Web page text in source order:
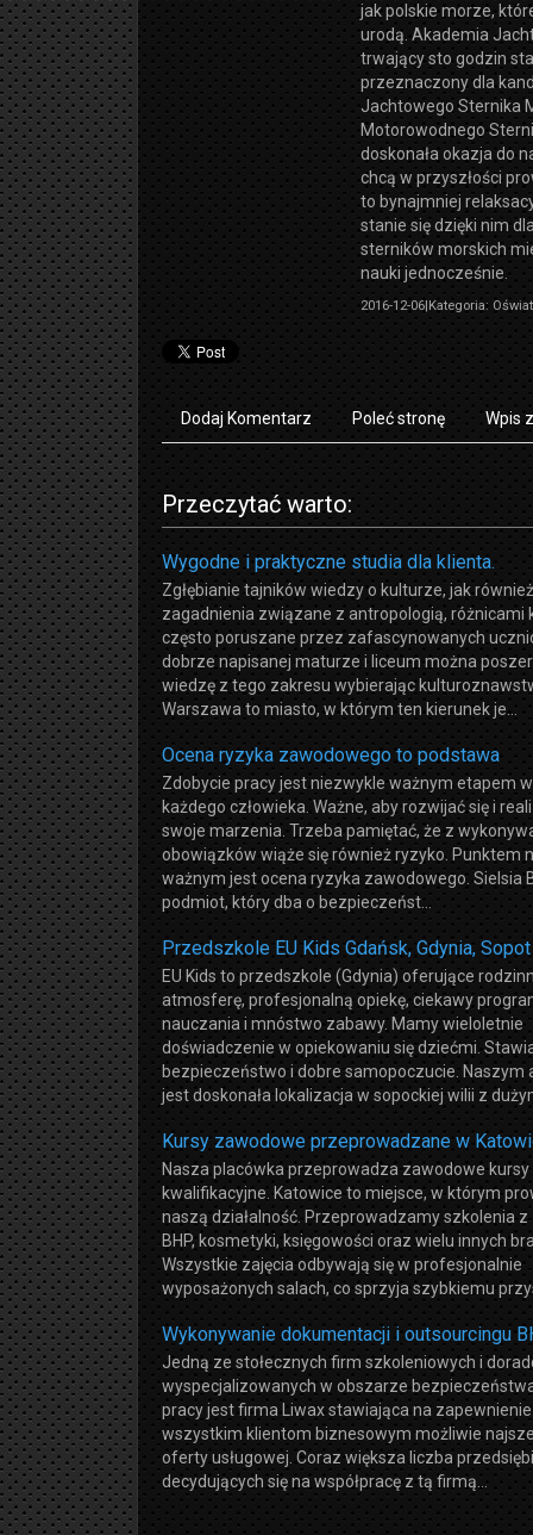
jak polskie morze,
urodą. Akademia
trwający sto godzin
przeznaczony dla
Jachtowego Sternika
Motorowodnego
doskonała okazja do
chcą w przyszłości
to bynajmniej
stanie się dzięki nim
sterników morskich
nauki jednocześnie.
2016-12-06 Kategoria:
Dodaj Komentarz Poleć stronę Wpis
Przeczytać warto:
Wygodne i praktyczne studia dla klienta.
Zgłębianie tajników wiedzy o kulturze, jak również
zagadnienia związane z antropologią, różnicami
często poruszane przez zafascynowanych
dobrze napisanej maturze i liceum można
wiedzę z tego zakresu wybierając
Warszawa to miasto, w którym ten kierunek je...
Ocena ryzyka zawodowego to podstawa
Zdobycie pracy jest niezwykle ważnym etapem
każdego człowieka. Ważne, aby rozwijać się i
swoje marzenia. Trzeba pamiętać, że z
obowiązków wiąże się również ryzyko. Punktem
ważnym jest ocena ryzyka zawodowego. Sielsia
podmiot, który dba o bezpieczeńst...
Przedszkole EU Kids Gdańsk, Gdynia, Sopot
EU Kids to przedszkole (Gdynia) oferujące
atmosferę, profesjonalną opiekę, ciekawy
nauczania i mnóstwo zabawy. Mamy wieloletnie
doświadczenie w opiekowaniu się dziećmi.
bezpieczeństwo i dobre samopoczucie. Naszym
jest doskonała lokalizacja w sopockiej wilii z
Kursy zawodowe przeprowadzane w
Nasza placówka przeprowadza zawodowe kursy
kwalifikacyjne. Katowice to miejsce, w którym
naszą działalność. Przeprowadzamy szkolenia z
BHP, kosmetyki, księgowości oraz wielu innych
Wszystkie zajęcia odbywają się w profesjonalnie
wyposażonych salach, co sprzyja szybkiemu
Wykonywanie dokumentacji i outsourcingu
Jedną ze stołecznych firm szkoleniowych i
wyspecjalizowanych w obszarze
pracy jest firma Liwax stawiająca na zapewnienie
wszystkim klientom biznesowym możliwie
oferty usługowej. Coraz większa liczba
decydujących się na współpracę z tą firmą...